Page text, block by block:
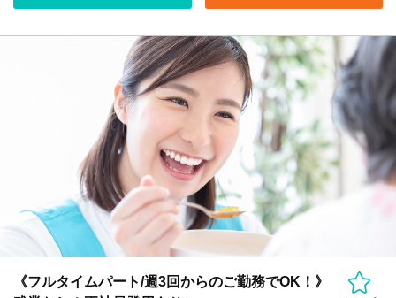
《フルタイムパート/週3回からのご勤務でOK！》